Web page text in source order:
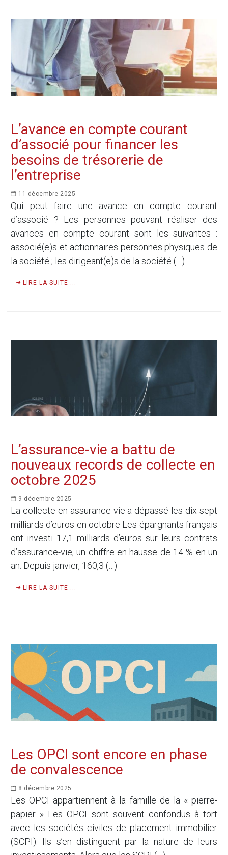
L’avance en compte courant
d’associé pour financer les
besoins de trésorerie de
l’entreprise
11 décembre 2025
Qui peut faire une avance en compte courant
d’associé ? Les personnes pouvant réaliser des
avances en compte courant sont les suivantes :
associé(e)s et actionnaires personnes physiques de
la société ; les dirigeant(e)s de la société (…)
LIRE LA SUITE ...
L’assurance-vie a battu de
nouveaux records de collecte en
octobre 2025
9 décembre 2025
La collecte en assurance-vie a dépassé les dix-sept
milliards d’euros en octobre Les épargnants français
ont investi 17,1 milliards d’euros sur leurs contrats
d’assurance-vie, un chiffre en hausse de 14 % en un
an. Depuis janvier, 160,3 (…)
LIRE LA SUITE ...
Les OPCI sont encore en phase
de convalescence
8 décembre 2025
Les OPCI appartiennent à la famille de la « pierre-
papier » Les OPCI sont souvent confondus à tort
avec les sociétés civiles de placement immobilier
(SCPI). Ils s’en distinguent par la nature de leurs